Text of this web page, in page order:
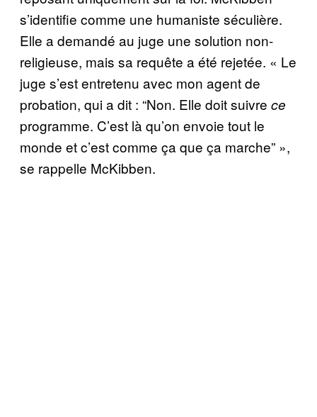
s’identifie comme une humaniste séculière.
Elle a demandé au juge une solution non-
religieuse, mais sa requête a été rejetée. « Le
juge s’est entretenu avec mon agent de
probation, qui a dit : “Non. Elle doit suivre ce
programme. C’est là qu’on envoie tout le
monde et c’est comme ça que ça marche” »,
se rappelle McKibben.